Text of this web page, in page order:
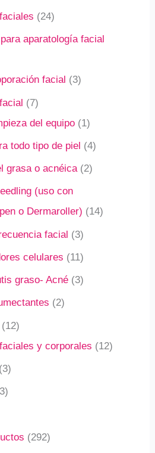
24
aparatología facial
facial
3
7
del equipo
1
todo tipo de piel 4
grasa o acnéica 2
(uso con
o Dermaroller)
14
facial 3
celulares 11
graso- Acné 3
2
12
y corporales
12
3
3
292